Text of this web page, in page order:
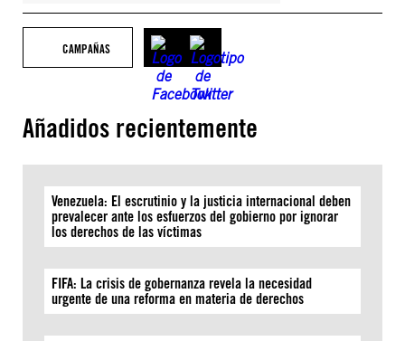
CAMPAÑAS
Añadidos recientemente
Venezuela: El escrutinio y la justicia internacional deben
prevalecer ante los esfuerzos del gobierno por ignorar
los derechos de las víctimas
FIFA: La crisis de gobernanza revela la necesidad
urgente de una reforma en materia de derechos